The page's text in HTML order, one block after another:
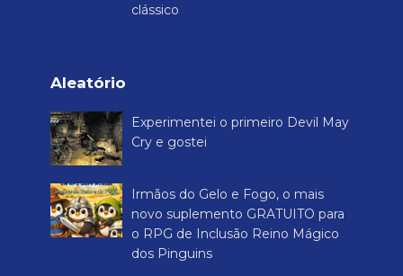
clássico
Aleatório
Experimentei o primeiro Devil May
Cry e gostei
Irmãos do Gelo e Fogo, o mais
novo suplemento GRATUITO para
o RPG de Inclusão Reino Mágico
dos Pinguins